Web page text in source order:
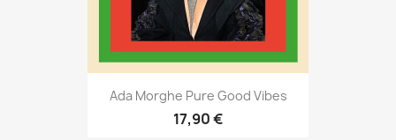
Ada Morghe Pure Good Vibes
17,90 €